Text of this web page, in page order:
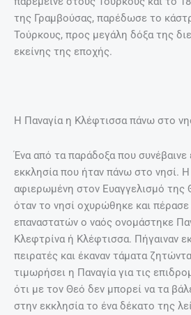
της Γραμβούσας, παρέδωσε το
Τούρκους, προς μεγάλη δόξα της
εκείνης της εποχής.
Η Παναγία η Κλέφτισσα πάνω στο
Ένα από τα παράδοξα που συνέβαινε
εκκλησία που ήταν πάνω στο νησί. Η
αφιερωμένη στον Ευαγγελισμό
όταν το νησί οχυρώθηκε και
επαναστατών ο ναός ονομάστηκε
Κλεφτρίνα ή Κλέφτισσα. Πήγαιναν
πειρατές και έκαναν τάματα
τιμωρήσει η Παναγία για τις
ότι με τον Θεό δεν μπορεί να τα
στην εκκλησία το ένα δέκατο της